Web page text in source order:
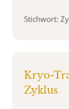
Stichwort:
Kryo-
Zyklus